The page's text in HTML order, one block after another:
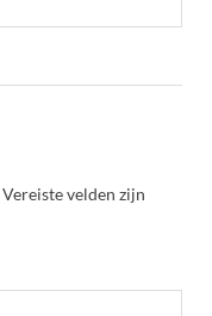
Vereiste velden zijn